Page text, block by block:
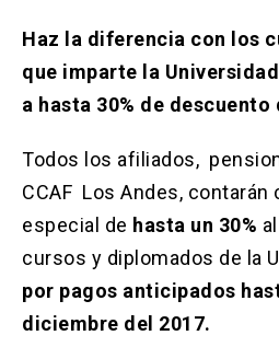
Solicitud Certificados (El
enlace
una
nueva
Portal Empresas(El
se
en
una
pestaña)
Pagos y Convenios(El
enlace
abre
en
una
nueva
pestaña)
ACCESOS UC
launch
(El
enlace
se
Mi
(El
Correo launch
Haz la diferencia con los
que imparte la
a hasta 30% de descuento
Todos los afiliados,
CCAF Los Andes,
especial de hasta un 30%
cursos y diplomados de la
por pagos anticipados
diciembre del 2017.